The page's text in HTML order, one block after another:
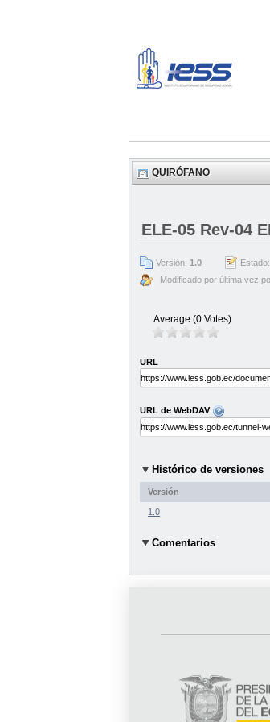
QUIRÓFANO
ELE-05 Rev-04
Versión: 1.0 Estado:
Modificado por última vez
Average (0 Votes)
URL
URL de WebDAV
Histórico de versiones
Versión
1.0
Comentarios